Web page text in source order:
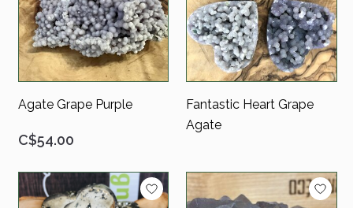
C$54.00
Agate Grape Purple
Fantastic Heart Grape
Agate